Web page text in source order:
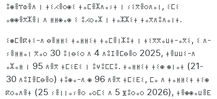
ⵓⵙⴻⴶⵀⴻⴷ ⵏ ⵜⵉⵃⴻⵔⵙⵉ ⵜⴰⵎⴻⵣⴷⴰⵢⵜ ⵏ ⵢⵉⴳⴻⵔⴷⴰⵏ, ⵉⵎⵉ
ⴰⵙⵙⴻⴳⵣⴻⵏ ⴷ ⵍⵍⵙⴰⵙ ⵉ ⵓⵃⵔⴰⵣ ⵏ ⵜⴰⵣⵣⵉⵜ ⵜⴰⴳⴷⵓⴷⴰⵏⵜ.
ⵉⵙⵎⴻⴽⵜⵉ-ⴷ ⴱⴻⵍⵍⵉ ⵜⴰⵍⵍⵉⵜ ⵜⴰⵎⴻⵏⵣⵓⵜ ⵏ ⵜⵉⴳⴳⴰⵡⵜ-ⴰⴳⵉ, ⵉ ⴷ-
ⵢⴻⵍⵍⴰⵏ ⴳⴰⵔ 30 ⵓⵏⴱⵉⵔ ⴷ 4 ⴷⵓⵊⴻⵎⴱⴻⵔ 2025, ⵜⴻⵡⵡⵉ-ⴷ
ⴰⵣⴰⵍ ⵏ 95 ⴷⴻⴳ ⵜⵎⵉⴹⵉ ⵏ ⵓⵖⵓⵎⵎⵓ. ⵜⴰⵍⵍⵉⵜ ⵜⵉⵙ ⵙⵏⴰⵜ (21-
30 ⴷⵓⵊⴻⵎⴱⴻⵔ) ⵜⵓⵙⴰ-ⴷ ⵙ 96 ⴷⴻⴳ ⵜⵎⵉⴹⵉ, ⵎⴰ ⴷ ⵜⴰⵍⵍⵉⵜ ⵜⵉⵙ
ⴽⵔⴰⴷⴻⵜ (25 ⵢⴻⵏⵏⴰⵢⴻⵔ ⴰⵔⵎⵉ ⴷ 5 ⴼⵓⵔⴰⵔ 2026), ⵜⴻⵙⵙⴰⵡⴻⴹ